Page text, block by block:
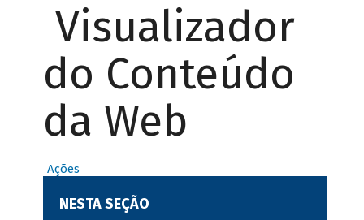
Visualizador
do Conteúdo
da Web
Ações
NESTA SEÇÃO